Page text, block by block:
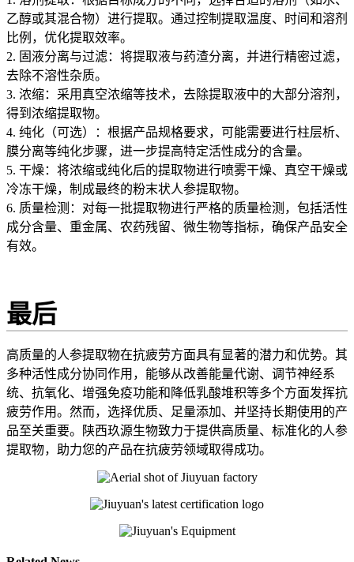
乙醇或其混合物）进行提取。通过控制提取温度、时间和溶剂
比例，优化提取效率。
2. 固液分离与过滤：将提取液与药渣分离，并进行精密过滤，
去除不溶性杂质。
3. 浓缩：采用真空浓缩等技术，去除提取液中的大部分溶剂，
得到浓缩提取物。
4. 纯化（可选）：根据产品规格要求，可能需要进行柱层析、
膜分离等纯化步骤，进一步提高特定活性成分的含量。
5. 干燥：将浓缩或纯化后的提取物进行喷雾干燥、真空干燥或
冷冻干燥，制成最终的粉末状人参提取物。
6. 质量检测：对每一批提取物进行严格的质量检测，包括活性
成分含量、重金属、农药残留、微生物等指标，确保产品安全
有效。
最后
高质量的人参提取物在抗疲劳方面具有显著的潜力和优势。其
多种活性成分协同作用，能够从改善能量代谢、调节神经系
统、抗氧化、增强免疫功能和降低乳酸堆积等多个方面发挥抗
疲劳作用。然而，选择优质、足量添加、并坚持长期使用的产
品至关重要。陕西玖源生物致力于提供高质量、标准化的人参
提取物，助力您的产品在抗疲劳领域取得成功。